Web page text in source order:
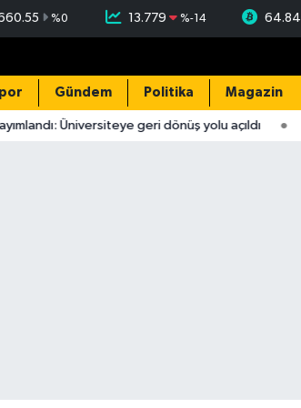
%0 13.779 %-14
Gündem Politika Magazin
Üniversiteye geri dönüş yolu açıldı